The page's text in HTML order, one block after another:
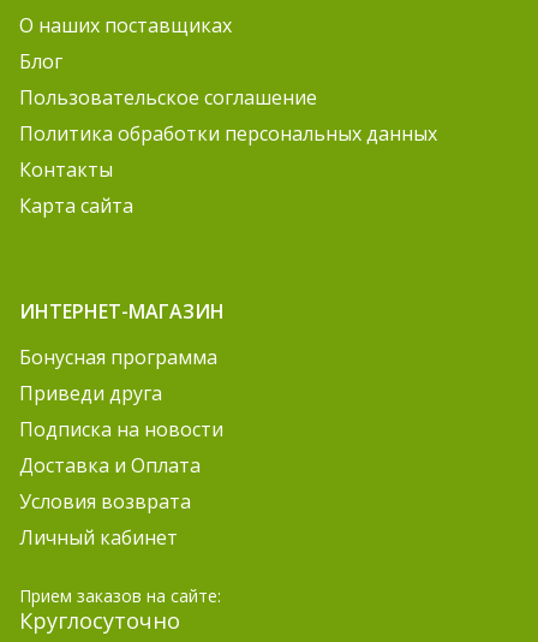
О наших поставщиках
Блог
Пользовательское соглашение
Политика обработки персональных данных
Контакты
Карта сайта
ИНТЕРНЕТ-МАГАЗИН
Бонусная программа
Приведи друга
Подписка на новости
Доставка и Оплата
Условия возврата
Личный кабинет
Прием заказов на сайте:
Круглосуточно